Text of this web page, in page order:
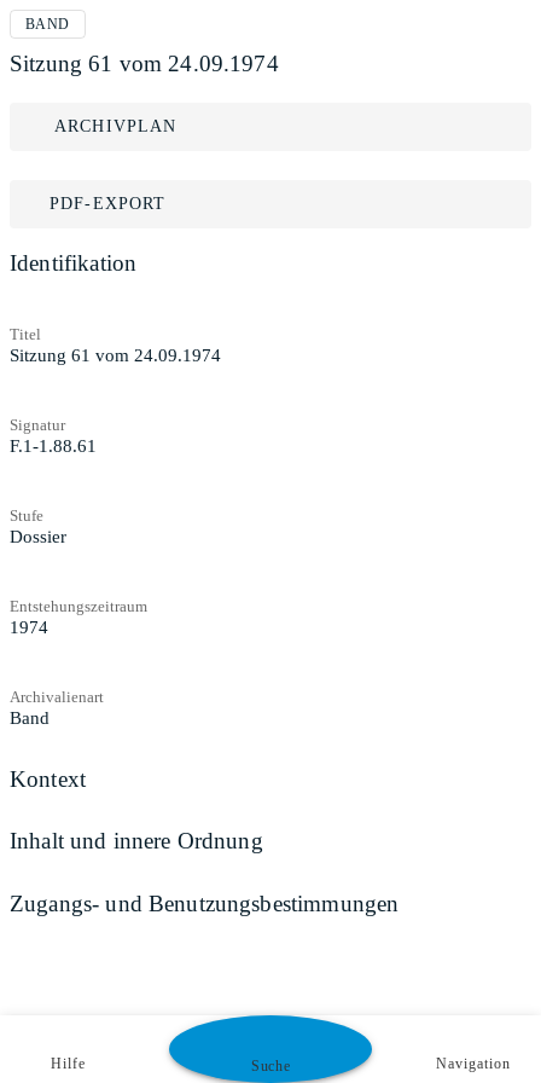
BAND
Sitzung 61 vom 24.09.1974
ARCHIVPLAN
PDF-EXPORT
Identifikation
Titel
Sitzung 61 vom 24.09.1974
Signatur
F.1-1.88.61
Stufe
Dossier
Entstehungszeitraum
1974
Archivalienart
Band
Kontext
Inhalt und innere Ordnung
Zugangs- und Benutzungsbestimmungen
Hilfe Suche Navigation